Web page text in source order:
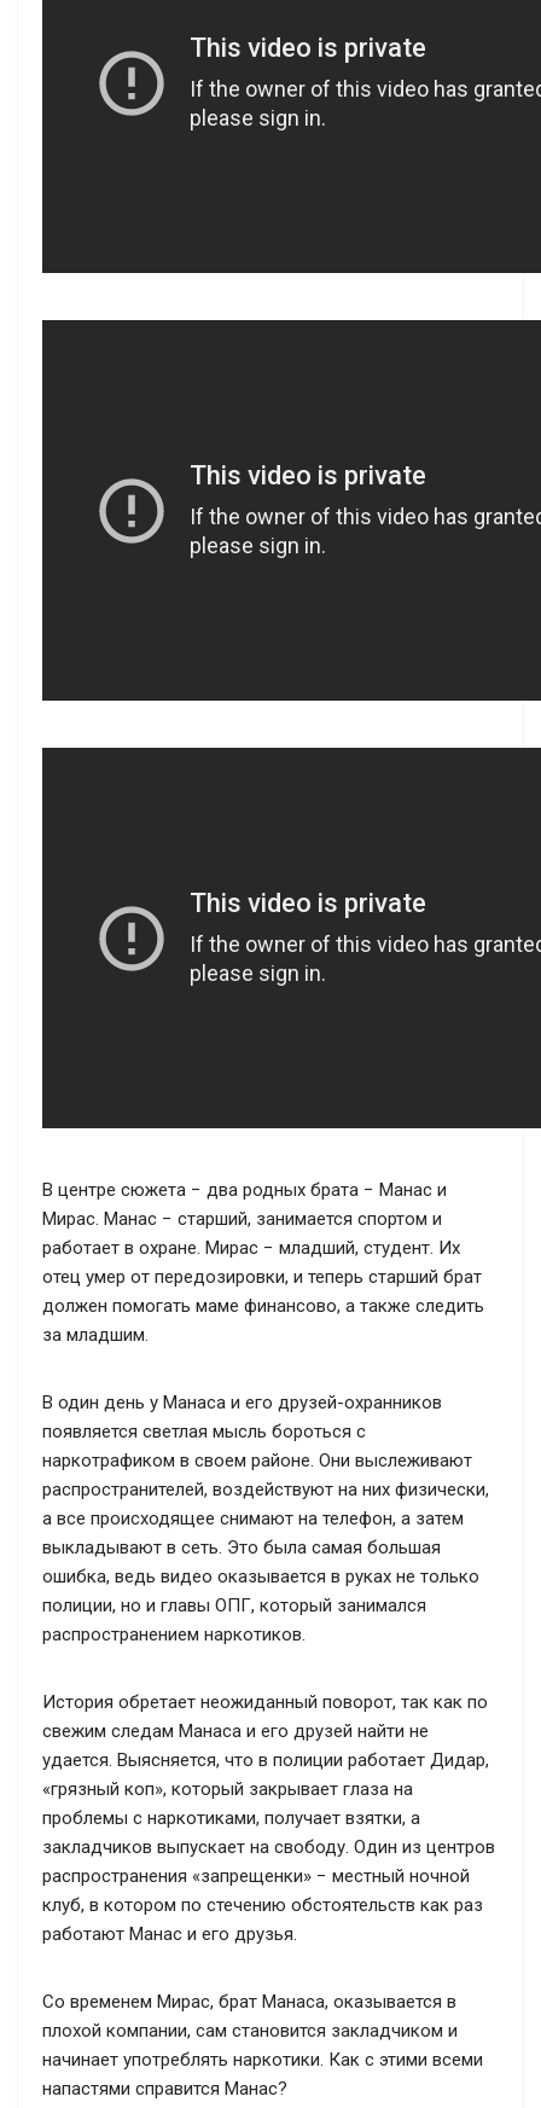
В центре сюжета − два родных брата − Манас и
Мирас. Манас − старший, занимается спортом и
работает в охране. Мирас − младший, студент. Их
отец умер от передозировки, и теперь старший брат
должен помогать маме финансово, а также следить
за младшим.
В один день у Манаса и его друзей-охранников
появляется светлая мысль бороться с
наркотрафиком в своем районе. Они выслеживают
распространителей, воздействуют на них физически,
а все происходящее снимают на телефон, а затем
выкладывают в сеть. Это была самая большая
ошибка, ведь видео оказывается в руках не только
полиции, но и главы ОПГ, который занимался
распространением наркотиков.
История обретает неожиданный поворот, так как по
свежим следам Манаса и его друзей найти не
удается. Выясняется, что в полиции работает Дидар,
«грязный коп», который закрывает глаза на
проблемы с наркотиками, получает взятки, а
закладчиков выпускает на свободу. Один из центров
распространения «запрещенки» − местный ночной
клуб, в котором по стечению обстоятельств как раз
работают Манас и его друзья.
Со временем Мирас, брат Манаса, оказывается в
плохой компании, сам становится закладчиком и
начинает употреблять наркотики. Как с этими всеми
напастями справится Манас?